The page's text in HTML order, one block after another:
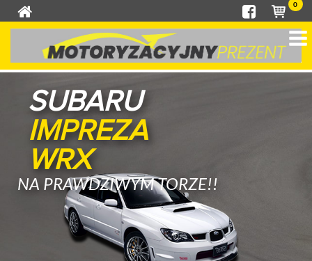
0
SUBARU
IMPREZA
WRX
NA PRAWDZIWYM TORZE!!